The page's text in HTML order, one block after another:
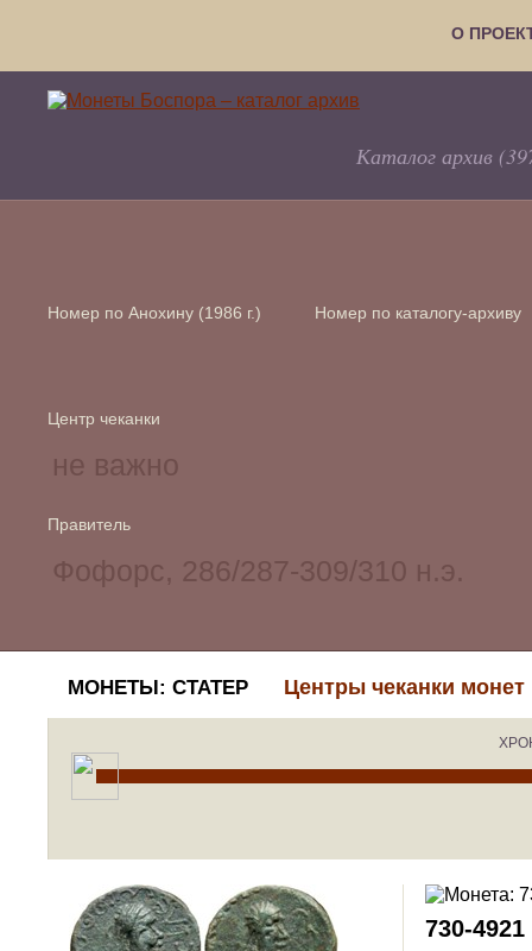
О
Каталог архив
Номер по Анохину (1986 г.) Номер по каталогу-архиву
Центр чеканки
Правитель
МОНЕТЫ: СТАТЕР Центры чеканки монет
730-4921